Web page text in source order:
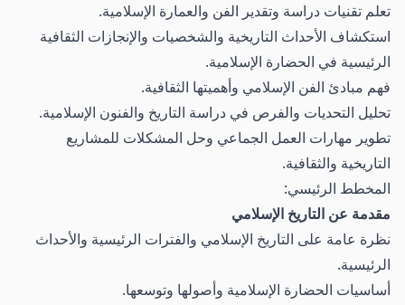
تعلم تقنيات دراسة وتقدير الفن والعمارة الإسلامية.
استكشاف الأحداث التاريخية والشخصيات والإنجازات الثقافية
الرئيسية في الحضارة الإسلامية.
فهم مبادئ الفن الإسلامي وأهميتها الثقافية.
تحليل التحديات والفرص في دراسة التاريخ والفنون الإسلامية.
تطوير مهارات العمل الجماعي وحل المشكلات للمشاريع
التاريخية والثقافية.
المخطط الرئيسي:
مقدمة عن التاريخ الإسلامي
نظرة عامة على التاريخ الإسلامي والفترات الرئيسية والأحداث
الرئيسية.
أساسيات الحضارة الإسلامية وأصولها وتوسعها.